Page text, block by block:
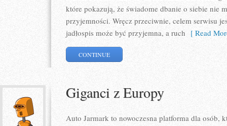
które pokazują, że świadome dbanie o siebie nie
przyjemności. Wręcz przeciwnie, celem serwisu
jadłospis może być przyjemna, a ruch [ Read
CONTINUE
Giganci z Europy
Auto Jarmark to nowoczesna platforma dla osób,